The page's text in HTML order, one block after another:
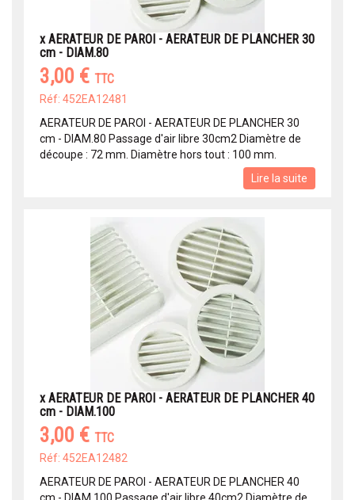
x AERATEUR DE PAROI - AERATEUR DE PLANCHER 30
cm - DIAM.80
3,00 € TTC
Réf: 452EA12481
AERATEUR DE PAROI - AERATEUR DE PLANCHER 30
cm - DIAM.80 Passage d'air libre 30cm2 Diamètre de
découpe : 72 mm. Diamètre hors tout : 100 mm.
Lire la suite
x AERATEUR DE PAROI - AERATEUR DE PLANCHER 40
cm - DIAM.100
3,00 € TTC
Réf: 452EA12482
AERATEUR DE PAROI - AERATEUR DE PLANCHER 40